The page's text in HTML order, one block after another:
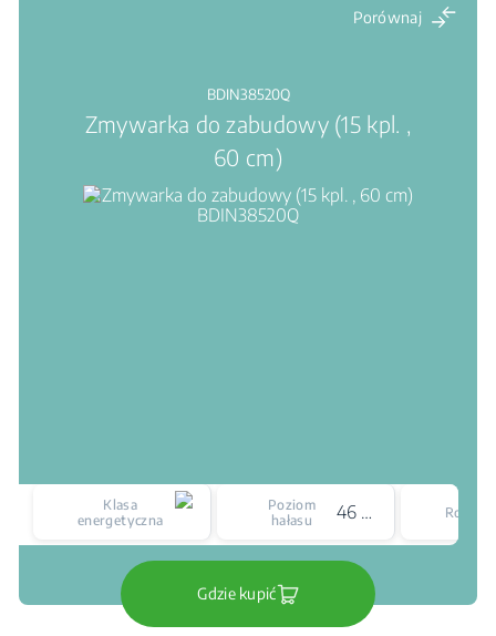
Porównaj
BDIN38520Q
Zmywarka do zabudowy (15 kpl. ,
60 cm)
Klasa
energetyczna
Poziom
hałasu
46 dBA
Gdzie kupić